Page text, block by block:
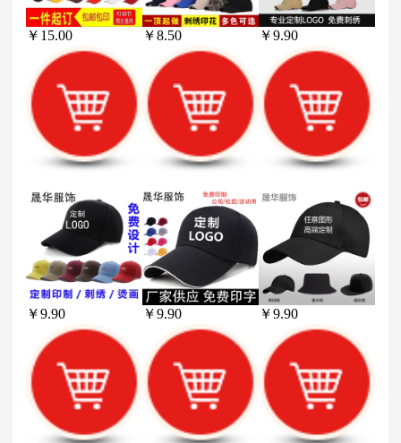
￥ 15.00 ￥8.50 ￥9.90
￥9.90 ￥9.90 ￥9.90